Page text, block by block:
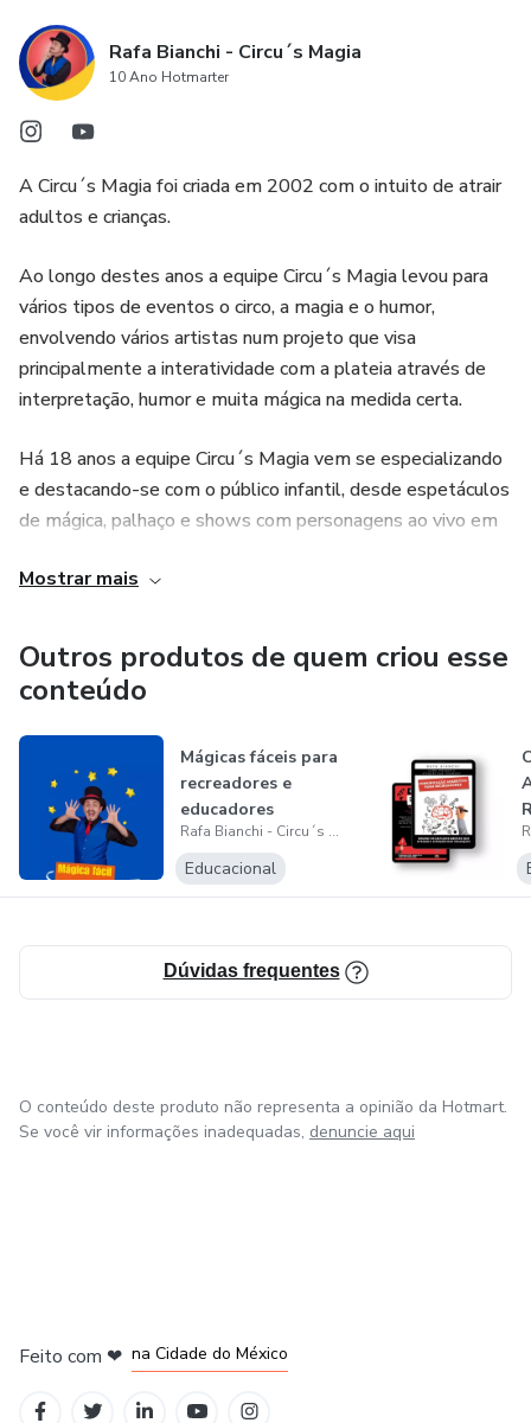
Rafa Bianchi - Circu´s Magia
10 Ano Hotmarter
A Circu´s Magia foi criada em 2002 com o intuito de atrair
adultos e crianças.
Ao longo destes anos a equipe Circu´s Magia levou para
vários tipos de eventos o circo, a magia e o humor,
envolvendo vários artistas num projeto que visa
principalmente a interatividade com a plateia através de
interpretação, humor e muita mágica na medida certa.
Há 18 anos a equipe Circu´s Magia vem se especializando
e destacando-se com o público infantil, desde espetáculos
de mágica, palhaço e shows com personagens ao vivo em
é o comprometimento e seriedade com seus clientes,
além de toda essa dedicação pela preservação da magia
em adultos e crianças, fazendo com que esse trabalho seja
cada vez mais admirado e reconhecido por onde passa, e
acima de tudo, a responsabilidade de apresentar um
excelente espetáculo, levando alegria ao seu evento.
A Circu´s Magia atualmente se apresenta com show de
mágicas e show de personagens e animação infantil em
Shows interativos e diferentes com uma linguagem
adequada à faixa etária do público, seja infantil ou adulto,
inesquecível.
Mostrar mais
Outros produtos de quem criou esse
conteúdo
Mágicas fáceis para
recreadores e
educadores
Rafa Bianchi - Circu´s Magia
Educacional
Dúvidas frequentes
O conteúdo deste produto não representa a opinião da Hotmart.
Se você vir informações inadequadas, denuncie aqui
Feito com ❤ na Cidade do México